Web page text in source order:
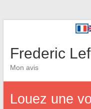
Frederic
Mon avis
Louez une